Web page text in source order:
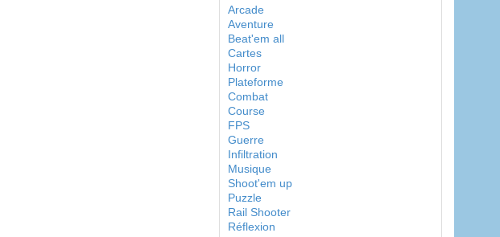
Arcade
Aventure
Beat'em all
Cartes
Horror
Plateforme
Combat
Course
FPS
Guerre
Infiltration
Musique
Shoot'em up
Puzzle
Rail Shooter
Réflexion